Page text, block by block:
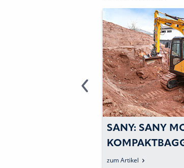
SANY: SANY
MIT STUFE V
zum Artikel